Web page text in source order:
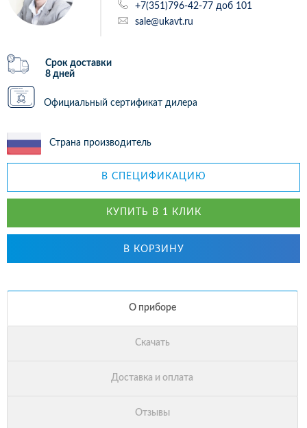
+7(351)796-42-77 доб 101
sale@ukavt.ru
Срок доставки
8 дней
Официальный сертификат дилера
Страна производитель
В СПЕЦИФИКАЦИЮ
КУПИТЬ В 1 КЛИК
В КОРЗИНУ